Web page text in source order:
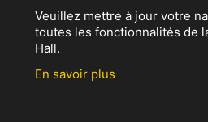
Veuillez mettre à jour votre
toutes les fonctionnalités de
Hall.
En savoir plus